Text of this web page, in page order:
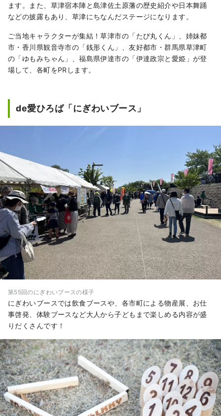
ます。また、草津宿本陣と島津佐土原藩の歴史紹介や日本舞踊
などの披露もあり、草津にちなんだステージになります。
ご当地キャラクターが集結！草津市の「たび丸くん」、姉妹都
市・香川県観音寺市の「銭形くん」、友好都市・群馬県草津町
の「ゆもみちゃん」、福島県伊達市の「伊達政宗と愛姫」が登
場して、各町をPRします。
de愛ひろば「にぎわいブース」
第55回のにぎわいブースの様子
にぎわいブースでは飲食ブースや、各市町による物産展、お仕
事啓発、体験ブースなど大人から子どもまで楽しめる内容が盛
りだくさんです！